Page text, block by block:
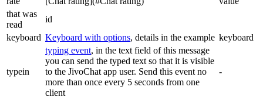
that was
read
id
keyboard Keyboard with options, details in the example keyboard
typein
typing event, in the text field of this message
you can send the typed text so that it is visible
to the JivoChat app user. Send this event no
more than once every 5 seconds from one
client
-